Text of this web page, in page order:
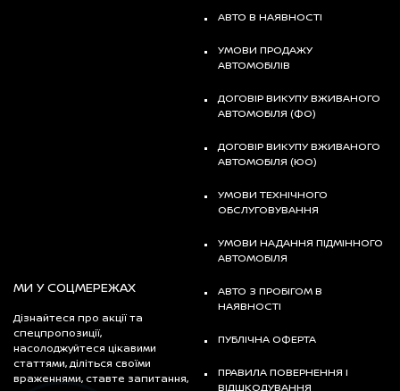
АВТО В НАЯВНОСТІ
УМОВИ ПРОДАЖУ
АВТОМОБІЛІВ
ДОГОВІР ВИКУПУ ВЖИВАНОГО
АВТОМОБІЛЯ (ФО)
ДОГОВІР ВИКУПУ ВЖИВАНОГО
АВТОМОБІЛЯ (ЮО)
УМОВИ ТЕХНІЧНОГО
ОБСЛУГОВУВАННЯ
УМОВИ НАДАННЯ ПІДМІННОГО
АВТОМОБІЛЯ
АВТО З ПРОБІГОМ В
НАЯВНОСТІ
ПУБЛІЧНА ОФЕРТА
ПРАВИЛА ПОВЕРНЕННЯ І
ВІДШКОДУВАННЯ
МИ У СОЦМЕРЕЖАХ
Дізнайтеся про акції та
спецпропозиції,
насолоджуйтеся цікавими
статтями, діліться своїми
враженнями, ставте запитання,